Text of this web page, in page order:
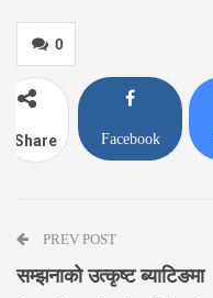
0
Share Facebook
PREV POST
सम्झनाको उत्कृष्ट ब्याटिङमा